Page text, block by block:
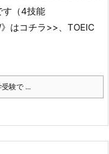
す（4技能
はコチラ>>、TOEIC
験で ...